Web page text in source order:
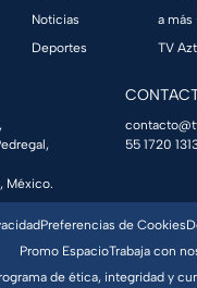
Noticias
Deportes
a más
TV
México.
55 1720
Preferencias de Cookies
Promo EspacioTrabaja con
de ética, integridad y